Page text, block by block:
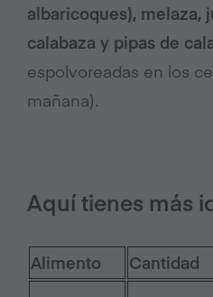
albaricoques), melaza,
calabaza y pipas de
espolvoreadas en los
mañana).
Aquí tienes más
Alimento Cantidad